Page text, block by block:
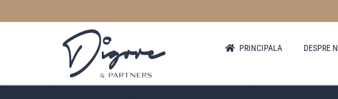
to
PRINCIPALA DESPRE